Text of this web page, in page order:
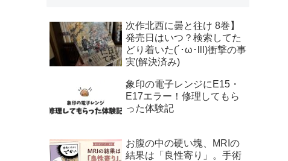
次作北西に曇と往け 8巻】
発売日はいつ？検索してた
どり着いた(´･ω･lll)衝撃の事
実(解決済み)
象印の電子レンジにE15・
E17エラー！修理してもら
った体験記
お腹の中の硬い塊、MRIの
結果は「良性寄り」。手術